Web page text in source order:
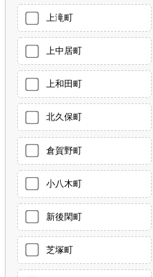
上滝町
上中居町
上和田町
北久保町
倉賀野町
小八木町
新後閑町
芝塚町